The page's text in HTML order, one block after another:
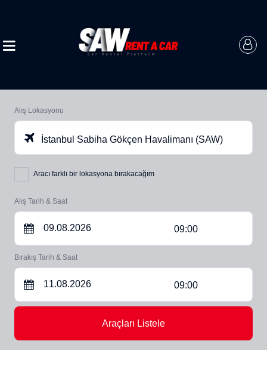
Alış Lokasyonu
İstanbul Sabiha Gökçen Havalimanı (SAW)
Aracı farklı bir lokasyona bırakacağım
Alış Tarih & Saat
09:00
Bırakış Tarih & Saat
09:00
Araçları Listele